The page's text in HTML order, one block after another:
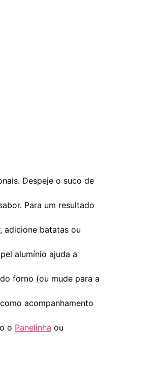
Despeje o suco de
Para um resultado
adicione batatas ou
alumínio ajuda a
forno (ou mude para a
acompanhamento
o Panelinha ou